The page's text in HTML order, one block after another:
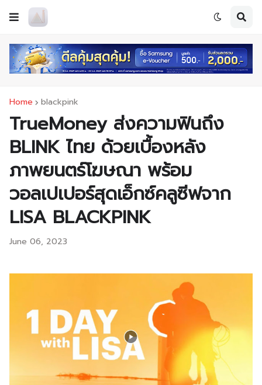
Home blackpink
TrueMoney ส่งความฟินถึง
BLINK ไทย ด้วยเบื้องหลัง
ภาพยนตร์โฆษณา พร้อม
วอลเปเปอร์สุดเอ็กซ์คลูซีฟจาก
LISA BLACKPINK
June 06, 2023